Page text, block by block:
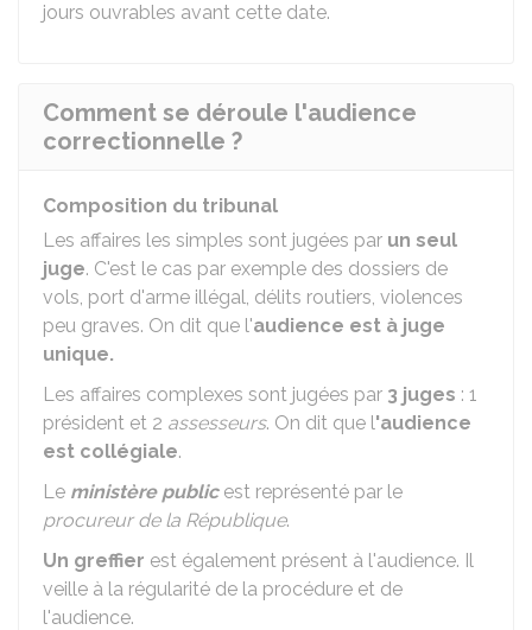
jours ouvrables avant cette date.
Comment se déroule l'audience
correctionnelle ?
Composition du tribunal
Les affaires les simples sont jugées par un seul
juge. C'est le cas par exemple des dossiers de
vols, port d'arme illégal, délits routiers, violences
peu graves. On dit que l'audience est à juge
unique.
Les affaires complexes sont jugées par 3 juges : 1
président et 2 assesseurs. On dit que l'audience
est collégiale.
Le ministère publicest représenté par le
procureur de la République.
Un greffier est également présent à l'audience. Il
veille à la régularité de la procédure et de
l'audience.